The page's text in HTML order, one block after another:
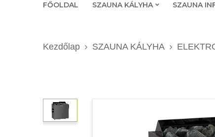
FŐOLDAL SZAUNA KÁLYHA SZAUNA
Kezdőlap SZAUNA KÁLYHA